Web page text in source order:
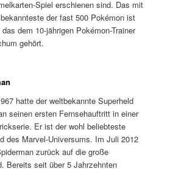
Spiel erschienen sind. Das mit
der fast 500 Pokémon ist
dem 10-jährigen Pokémon-Trainer
gehört.
hatte der weltbekannte Superheld
seinen ersten Fernsehauftritt in einer
Er ist der wohl beliebteste
des Marvel-Universums. Im Juli 2012
zurück auf die große
Bereits seit über 5 Jahrzehnten